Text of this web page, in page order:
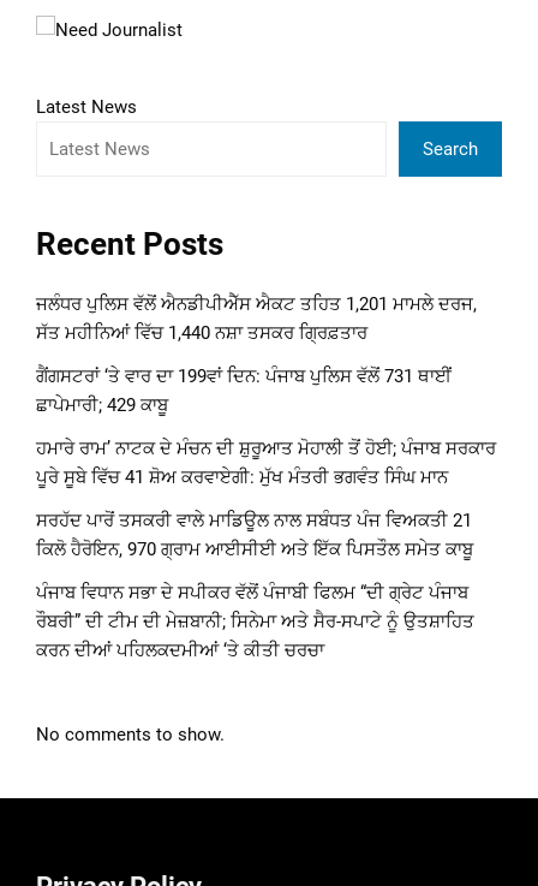
Latest News
Search
Recent Posts
ਜਲੰਧਰ ਪੁਲਿਸ ਵੱਲੋਂ ਐਨਡੀਪੀਐੱਸ ਐਕਟ ਤਹਿਤ 1,201 ਮਾਮਲੇ ਦਰਜ,
ਸੱਤ ਮਹੀਨਿਆਂ ਵਿੱਚ 1,440 ਨਸ਼ਾ ਤਸਕਰ ਗ੍ਰਿਫ਼ਤਾਰ
ਗੈਂਗਸਟਰਾਂ ‘ਤੇ ਵਾਰ ਦਾ 199ਵਾਂ ਦਿਨ: ਪੰਜਾਬ ਪੁਲਿਸ ਵੱਲੋਂ 731 ਥਾਈਂ
ਛਾਪੇਮਾਰੀ; 429 ਕਾਬੂ
ਹਮਾਰੇ ਰਾਮ’ ਨਾਟਕ ਦੇ ਮੰਚਨ ਦੀ ਸ਼ੁਰੂਆਤ ਮੋਹਾਲੀ ਤੋਂ ਹੋਈ; ਪੰਜਾਬ ਸਰਕਾਰ
ਪੂਰੇ ਸੂਬੇ ਵਿੱਚ 41 ਸ਼ੋਅ ਕਰਵਾਏਗੀ: ਮੁੱਖ ਮੰਤਰੀ ਭਗਵੰਤ ਸਿੰਘ ਮਾਨ
ਸਰਹੱਦ ਪਾਰੋਂ ਤਸਕਰੀ ਵਾਲੇ ਮਾਡਿਊਲ ਨਾਲ ਸਬੰਧਤ ਪੰਜ ਵਿਅਕਤੀ 21
ਕਿਲੋ ਹੈਰੋਇਨ, 970 ਗ੍ਰਾਮ ਆਈਸੀਈ ਅਤੇ ਇੱਕ ਪਿਸਤੌਲ ਸਮੇਤ ਕਾਬੂ
ਪੰਜਾਬ ਵਿਧਾਨ ਸਭਾ ਦੇ ਸਪੀਕਰ ਵੱਲੋਂ ਪੰਜਾਬੀ ਫਿਲਮ “ਦੀ ਗ੍ਰੇਟ ਪੰਜਾਬ
ਰੌਬਰੀ” ਦੀ ਟੀਮ ਦੀ ਮੇਜ਼ਬਾਨੀ; ਸਿਨੇਮਾ ਅਤੇ ਸੈਰ-ਸਪਾਟੇ ਨੂੰ ਉਤਸ਼ਾਹਿਤ
ਕਰਨ ਦੀਆਂ ਪਹਿਲਕਦਮੀਆਂ ‘ਤੇ ਕੀਤੀ ਚਰਚਾ
No comments to show.